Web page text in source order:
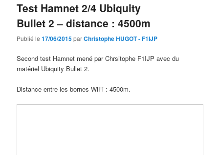
Test Hamnet 2/4 Ubiquity
Bullet 2 – distance : 4500m
Publié le17/06/2015parChristophe HUGOT - F1IJP
Second test Hamnet mené par Chrsitophe F1IJP avec du
matériel Ubiquity Bullet 2.
Distance entre les bornes WiFi : 4500m.